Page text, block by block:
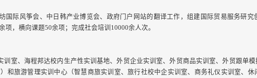
国际风筝会、中日韩产业博览会、政府门户网站的翻译工作，组建国际贸易服务研
项，横向课题50余项；完成社会培训10000余人次。
室、海程邦达校内生产性实训基地、外贸企业实训室、外贸商品实训室、外贸跟单
和旅游管理实训中心（智慧商旅实训室、旅行社校中企实训室、商务礼仪实训室、休